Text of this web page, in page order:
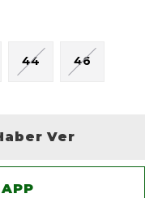
44 46
Ver